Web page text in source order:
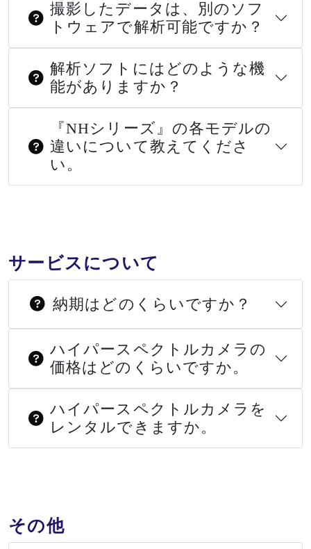
撮影したデータは、別のソフ
トウェアで解析可能ですか？
解析ソフトにはどのような機
能がありますか？
『NHシリーズ』の各モデルの
違いについて教えてくださ
い。
サービスについて
納期はどのくらいですか？
ハイパースペクトルカメラの
価格はどのくらいですか。
ハイパースペクトルカメラを
レンタルできますか。
その他